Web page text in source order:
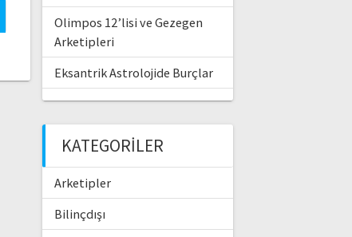
Olimpos 12’lisi ve Gezegen
Arketipleri
Eksantrik Astrolojide Burçlar
KATEGORILER
Arketipler
Bilinçdışı